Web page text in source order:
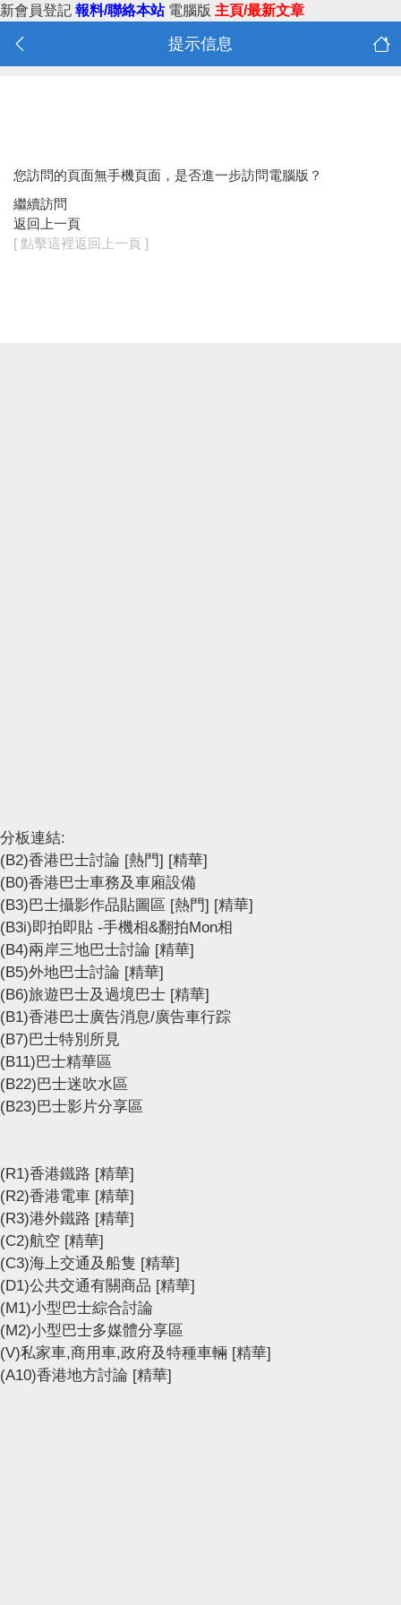
新會員登記 報料/聯絡本站 電腦版 主頁/最新文章
提示信息
您訪問的頁面無手機頁面，是否進一步訪問電腦版？
繼續訪問
返回上一頁
[ 點擊這裡返回上一頁 ]
分板連結:
(B2)香港巴士討論 [熱門] [精華]
(B0)香港巴士車務及車廂設備
(B3)巴士攝影作品貼圖區 [熱門] [精華]
(B3i)即拍即貼 -手機相&翻拍Mon相
(B4)兩岸三地巴士討論 [精華]
(B5)外地巴士討論 [精華]
(B6)旅遊巴士及過境巴士 [精華]
(B1)香港巴士廣告消息/廣告車行踪
(B7)巴士特別所見
(B11)巴士精華區
(B22)巴士迷吹水區
(B23)巴士影片分享區
(R1)香港鐵路 [精華]
(R2)香港電車 [精華]
(R3)港外鐵路 [精華]
(C2)航空 [精華]
(C3)海上交通及船隻 [精華]
(D1)公共交通有關商品 [精華]
(M1)小型巴士綜合討論
(M2)小型巴士多媒體分享區
(V)私家車,商用車,政府及特種車輛 [精華]
(A10)香港地方討論 [精華]